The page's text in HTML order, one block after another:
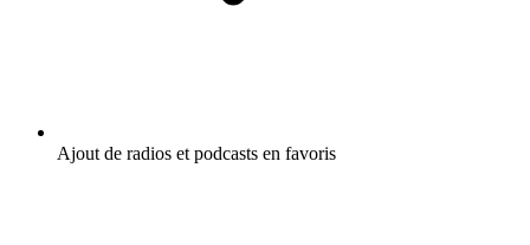
Ajout de radios et podcasts en favoris